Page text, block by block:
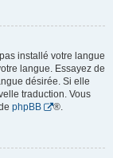
installé votre langue
langue. Essayez de
désirée. Si elle
traduction. Vous
phpBB ®.